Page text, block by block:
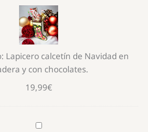
calcetín
de
Navidad
en
madera
y
con
Lapicero calcetín de Navidad en
y con chocolates.
19,99€
ANTHON